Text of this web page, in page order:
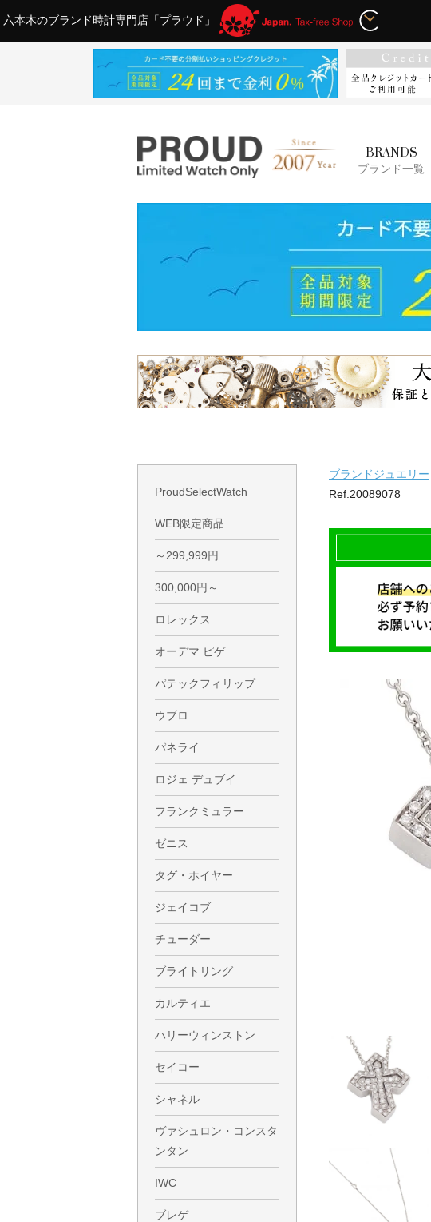
六本木のブランド時計専門店「プラウド」
BRANDS
ブランド一覧
ブランドジュエリー
Ref.20089078
ProudSelectWatch
WEB限定商品
～299,999円
300,000円～
ロレックス
オーデマ ピゲ
パテックフィリップ
ウブロ
パネライ
ロジェ デュブイ
フランクミュラー
ゼニス
タグ・ホイヤー
ジェイコブ
チューダー
ブライトリング
カルティエ
ハリーウィンストン
セイコー
シャネル
ヴァシュロン・コンスタ
ンタン
IWC
ブレゲ